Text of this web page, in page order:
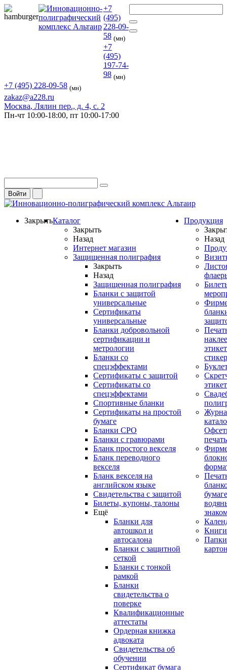
+7
(495)
228-09-
58 (мн)
+7
(495)
197-74-
98 (мн)
+7 (495) 228-09-58 (мн)
zakaz@a228.ru
Москва, Лялин пер., д. 4, с. 2
Пн-чт 10:00-18:00, пт 10:00-17:00
Войти
ЗакрытьКаталог
Закрыть
Назад
Интернет магазин
Защищенная полиграфия
Закрыть
Назад
Защищенная полиграфия
Бланки с защитой
универсальные
Сертификаты
универсальные
Бланки добровольной
сертификации и
метрологии
Бланки со
спецэффектами
Сертификаты с защитой
Сертификаты со
спецэффектами
Спортивные бланки
Cертификаты на простой
бумаге
Бланки СРО
Бланки с гравюрами
Бланк простого векселя
Бланк переводного
векселя
Бланк векселя на
английском языке
Свидетельства с защитой
Билеты, купоны, талоны
Ещё
Бланки для
автошкол и
автосалона
Бланки с защитной
сеткой
Бланки с тонкой
рамкой
Бланки
свидетельства о
поверке
Квалификационные
аттестаты
Ордерная книжка
адвоката
Свидетельства об
обучении
Сертификат бумага
Продукция
Назад
печать
Книги
Папки